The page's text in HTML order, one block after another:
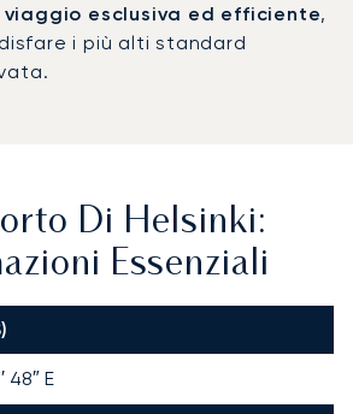
viaggio esclusiva ed efficiente,
i più alti standard
Di Helsinki:
Essenziali
48″ E